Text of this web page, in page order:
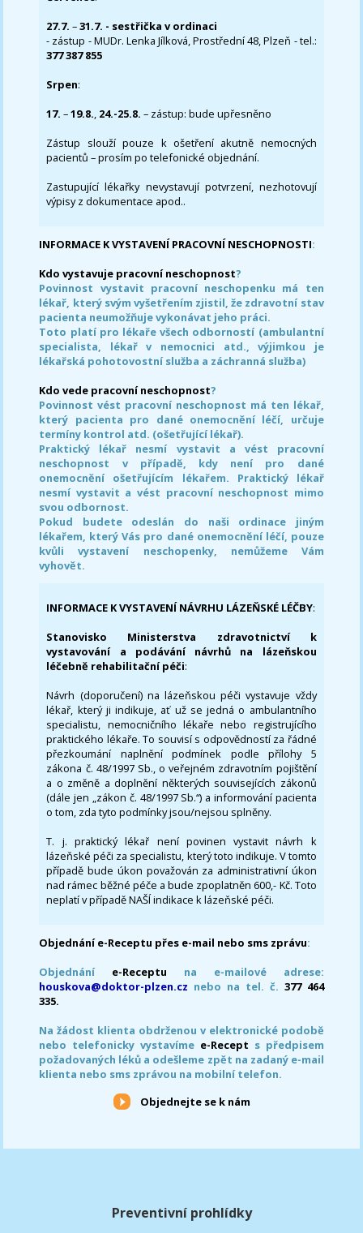
27.7.–31.7. - sestřička v ordinaci
- zástup - MUDr. Lenka Jílková, Prostřední 48, Plzeň - tel.:
377 387 855
Srpen:
17. –19.8., 24.-25.8. – zástup: bude upřesněno
Zástup slouží pouze k ošetření akutně nemocných
pacientů – prosím po telefonické objednání.
Zastupující lékařky nevystavují potvrzení, nezhotovují
výpisy z dokumentace apod..
INFORMACE K VYSTAVENÍ PRACOVNÍ NESCHOPNOSTI:
Kdo vystavuje pracovní neschopnost?
Povinnost vystavit pracovní neschopenku má ten
lékař, který svým vyšetřením zjistil, že zdravotní stav
pacienta neumožňuje vykonávat jeho práci.
Toto platí pro lékaře všech odborností (ambulantní
specialista, lékař v nemocnici atd., výjimkou je
lékařská pohotovostní služba a záchranná služba)
Kdo vede pracovní neschopnost?
Povinnost vést pracovní neschopnost má ten lékař,
který pacienta pro dané onemocnění léčí, určuje
termíny kontrol atd. (ošetřující lékař).
Praktický lékař nesmí vystavit a vést pracovní
neschopnost v případě, kdy není pro dané
onemocnění ošetřujícím lékařem. Praktický lékař
nesmí vystavit a vést pracovní neschopnost mimo
svou odbornost.
Pokud budete odeslán do naši ordinace jiným
lékařem, který Vás pro dané onemocnění léčí, pouze
kvůli vystavení neschopenky, nemůžeme Vám
vyhovět.
INFORMACE K VYSTAVENÍ NÁVRHU LÁZEŇSKÉ LÉČBY:
Stanovisko Ministerstva zdravotnictví k
vystavování a podávání návrhů na lázeňskou
léčebně rehabilitační péči:
Návrh (doporučení) na lázeňskou péči vystavuje vždy
lékař, který ji indikuje, ať už se jedná o ambulantního
specialistu, nemocničního lékaře nebo registrujícího
praktického lékaře. To souvisí s odpovědností za řádné
přezkoumání naplnění podmínek podle přílohy 5
zákona č. 48/1997 Sb., o veřejném zdravotním pojištění
a o změně a doplnění některých souvisejících zákonů
(dále jen „zákon č. 48/1997 Sb.“) a informování pacienta
o tom, zda tyto podmínky jsou/nejsou splněny.
T. j. praktický lékař není povinen vystavit návrh k
lázeňské péči za specialistu, který toto indikuje. V tomto
případě bude úkon považován za administrativní úkon
nad rámec běžné péče a bude zpoplatněn 600,- Kč. Toto
neplatí v případě NAŠÍ indikace k lázeňské péči.
Objednání e-Receptu přes e-mail nebo sms zprávu:
Objednání e-Receptu na e-mailové adrese:
houskova@doktor-plzen.cz nebo na tel. č. 377 464
335.
Na žádost klienta obdrženou v elektronické podobě
nebo telefonicky vystavíme e-Recept s předpisem
požadovaných léků a odešleme zpět na zadaný e-mail
klienta nebo sms zprávou na mobilní telefon.
Objednejte se k nám
Preventivní prohlídky